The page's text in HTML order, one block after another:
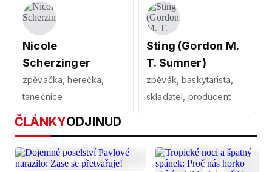
Nicole
Scherzinger
zpěvačka, herečka,
tanečnice
Sting (Gordon M.
T. Sumner)
zpěvák, baskytarista,
skladatel, producent
ČLÁNKYODJINUD